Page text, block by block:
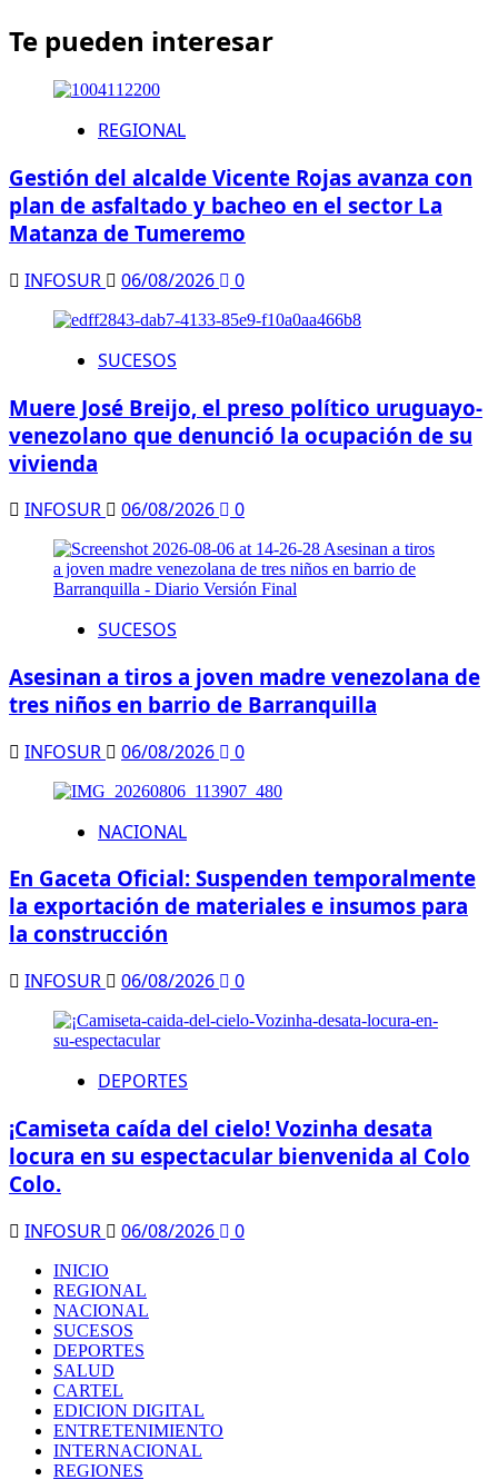
Te pueden interesar
REGIONAL
Gestión del alcalde Vicente Rojas avanza con
plan de asfaltado y bacheo en el sector La
Matanza de Tumeremo
INFOSUR 06/08/2026 0
SUCESOS
Muere José Breijo, el preso político uruguayo-
venezolano que denunció la ocupación de su
vivienda
INFOSUR 06/08/2026 0
SUCESOS
Asesinan a tiros a joven madre venezolana de
tres niños en barrio de Barranquilla
INFOSUR 06/08/2026 0
NACIONAL
En Gaceta Oficial: Suspenden temporalmente
la exportación de materiales e insumos para
la construcción
INFOSUR 06/08/2026 0
DEPORTES
¡Camiseta caída del cielo! Vozinha desata
locura en su espectacular bienvenida al Colo
Colo.
INFOSUR 06/08/2026 0
INICIO
REGIONAL
NACIONAL
SUCESOS
DEPORTES
SALUD
CARTEL
EDICION DIGITAL
ENTRETENIMIENTO
INTERNACIONAL
REGIONES